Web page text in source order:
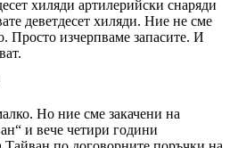
хиляди артилерийски снаряди
деветдесет хиляди. Ние не сме
Просто изчерпваме запасите. И
Но ние сме закачени на
и вече четири години